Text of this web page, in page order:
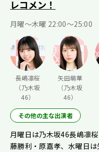
レコメン！
月曜〜木曜 22:00〜25:00
長嶋凛桜
（乃木坂
46）
矢田萌華
（乃木坂
46）
その他の主な出演者
月曜日は乃木坂46長嶋凛
藤勝利・原嘉孝、水曜日